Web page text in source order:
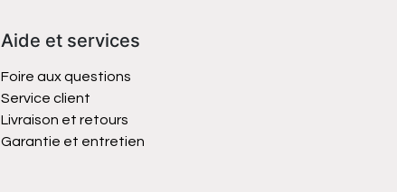
Aide et services
Foire aux questions
Service client
Livraison et retours
Garantie et entretien